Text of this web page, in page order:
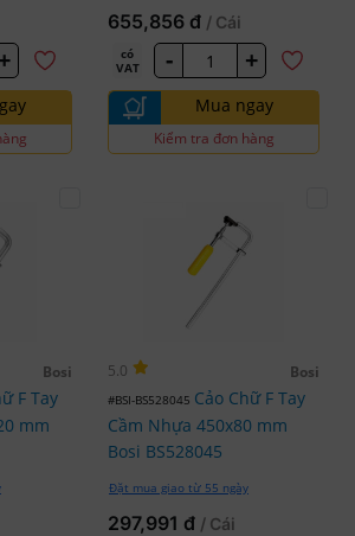
+
655,856 đ / Cái
có
VAT
- +
Mua ngay
Kiểm tra đơn hàng
Bosi
F Tay
mm
5.0 Bosi
#BSI-BS528045 Cảo Chữ F Tay
Cầm Nhựa 450x80 mm
Bosi BS528045
Đặt mua giao từ 55 ngày
297,991 đ / Cái